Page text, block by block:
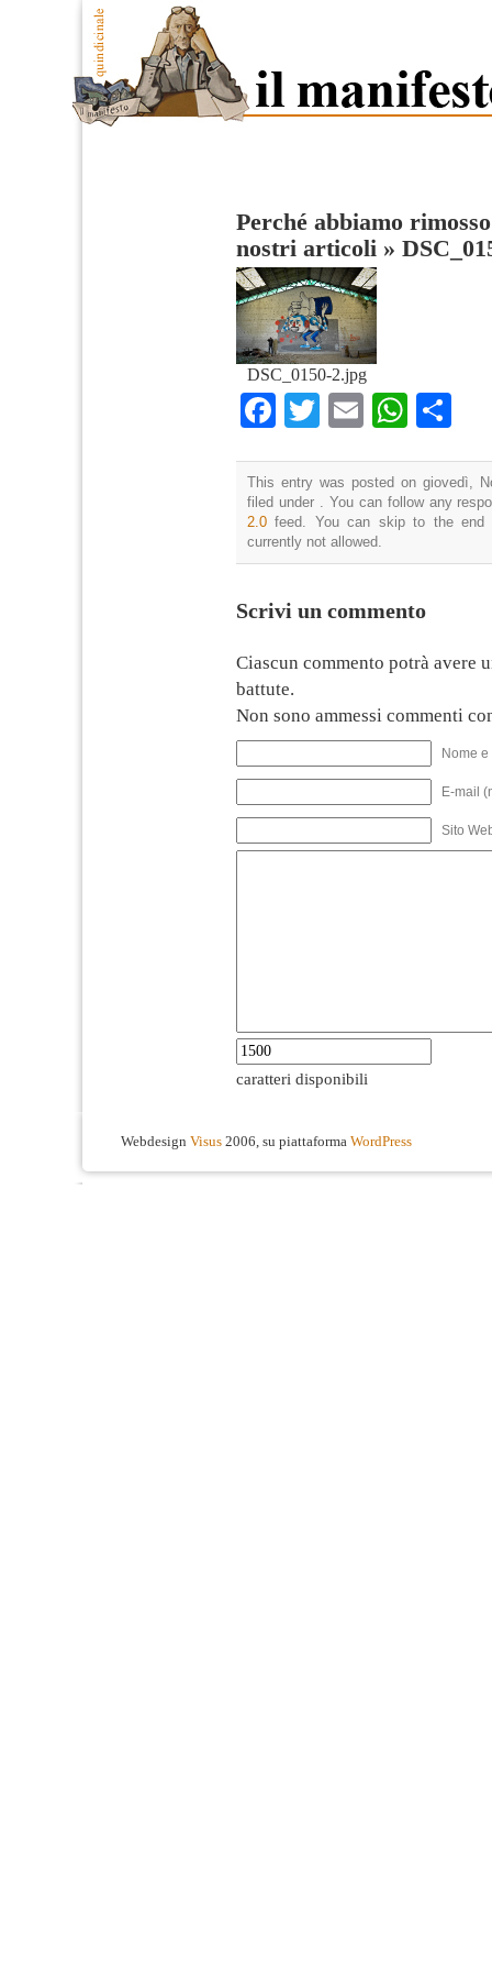
Perché abbiamo
nostri articoli »
DSC_0150-2.jpg
Facebook
TwitterEmail
This entry was posted on giovedì,
filed under . You can follow any
2.0 feed. You can skip to the end
currently not allowed.
Scrivi un commento
Ciascun commento potrà avere
battute.
Non sono ammessi commenti
Nome
E-mail
Sito
caratteri disponibili
Webdesign Visus 2006, su piattaforma WordPress